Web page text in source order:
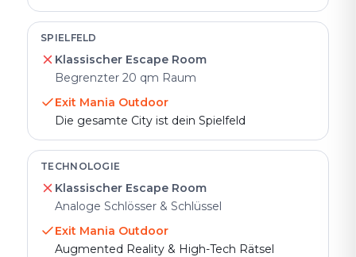
SPIELFELD
Klassischer Escape Room
Begrenzter 20 qm Raum
Exit Mania Outdoor
Die gesamte City ist dein Spielfeld
TECHNOLOGIE
Klassischer Escape Room
Analoge Schlösser & Schlüssel
Exit Mania Outdoor
Augmented Reality & High-Tech Rätsel